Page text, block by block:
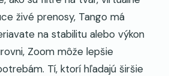
živé prenosy, Tango má
na stabilitu alebo výkon
Zoom môže lepšie
Tí, ktorí hľadajú širšie